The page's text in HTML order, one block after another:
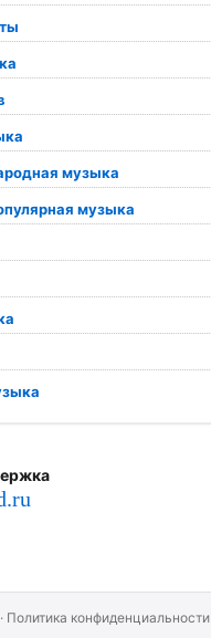
музыка
музыка
· Политика конфиденциальности